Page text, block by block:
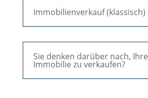
Immobilienverkauf (klassisch)
Sie denken darüber nach, Ihre
Immobilie zu verkaufen?